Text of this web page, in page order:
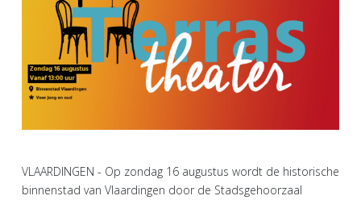
VLAARDINGEN - Op zondag 16 augustus wordt de historische
binnenstad van Vlaardingen door de Stadsgehoorzaal